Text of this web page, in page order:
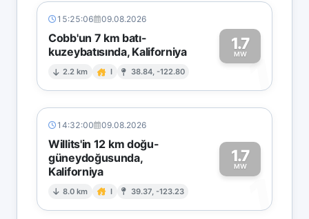
15:25:06 09.08.2026
Cobb'un 7 km batı-
kuzeybatısında, Kaliforniya
2.2 km I 38.84, -122.80
1.7
MW1
14:32:00 09.08.2026
Willits'in 12 km doğu-
güneydoğusunda,
Kaliforniya
8.0 km I 39.37, -123.23
1.7
MW
1